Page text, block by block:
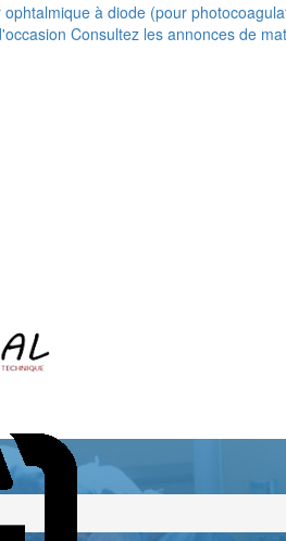
ophtalmique à diode (pour
Consultez les annonces de